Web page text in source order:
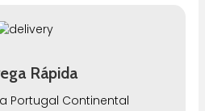
Rápida
Portugal Continental